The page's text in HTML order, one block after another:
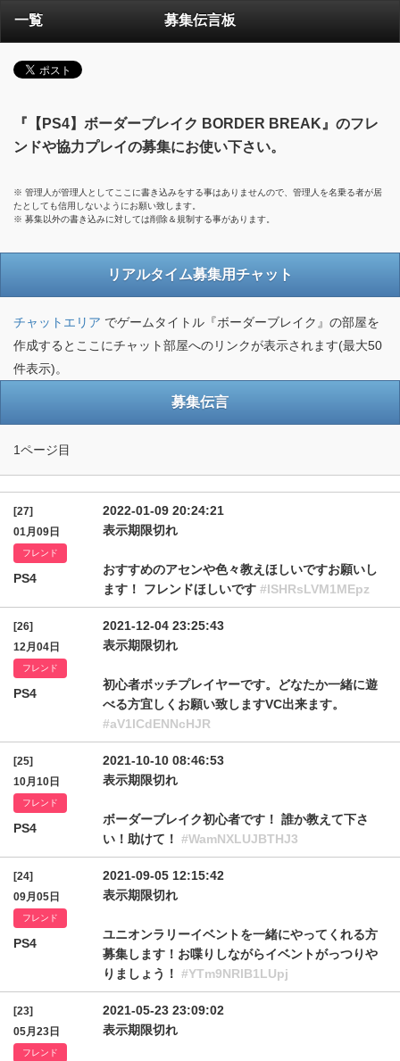
一覧 募集伝言板
『【PS4】ボーダーブレイク BORDER BREAK』のフレ
ンドや協力プレイの募集にお使い下さい。
※ 管理人が管理人としてここに書き込みをする事はありませんので、管理人を名乗る者が居
たとしても信用しないようにお願い致します。
※ 募集以外の書き込みに対しては削除＆規制する事があります。
リアルタイム募集用チャット
チャットエリア でゲームタイトル『ボーダーブレイク』の部屋を
作成するとここにチャット部屋へのリンクが表示されます(最大50
件表示)。
募集伝言
1ページ目
[27]
01月09日
フレンド
PS4
2022-01-09 20:24:21
表示期限切れ
おすすめのアセンや色々教えほしいですお願いし
ます！ フレンドほしいです #ISHRsLVM1MEpz
[26]
12月04日
フレンド
PS4
2021-12-04 23:25:43
表示期限切れ
初心者ボッチプレイヤーです。どなたか一緒に遊
べる方宜しくお願い致しますVC出来ます。
#aV1lCdENNcHJR
[25]
10月10日
フレンド
PS4
2021-10-10 08:46:53
表示期限切れ
ボーダーブレイク初心者です！ 誰か教えて下さ
い！助けて！ #WamNXLUJBTHJ3
[24]
09月05日
フレンド
PS4
2021-09-05 12:15:42
表示期限切れ
ユニオンラリーイベントを一緒にやってくれる方
募集します！お喋りしながらイベントがっつりや
りましょう！ #YTm9NRlB1LUpj
[23]
05月23日
フレンド
2021-05-23 23:09:02
表示期限切れ